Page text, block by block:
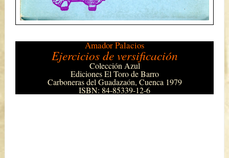
Amador Palacios
Ejercicios de versificación
Colección Azul
Ediciones El Toro de Barro
Carboneras del Guadazaón, Cuenca 1979
ISBN: 84-85339-12-6